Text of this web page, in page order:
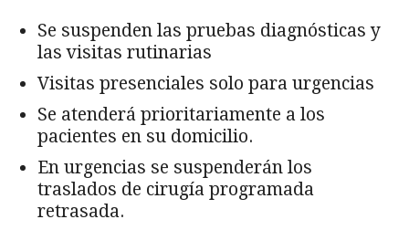
Se suspenden las pruebas diagnósticas y
las visitas rutinarias
Visitas presenciales solo para urgencias
Se atenderá prioritariamente a los
pacientes en su domicilio.
En urgencias se suspenderán los
traslados de cirugía programada
retrasada.